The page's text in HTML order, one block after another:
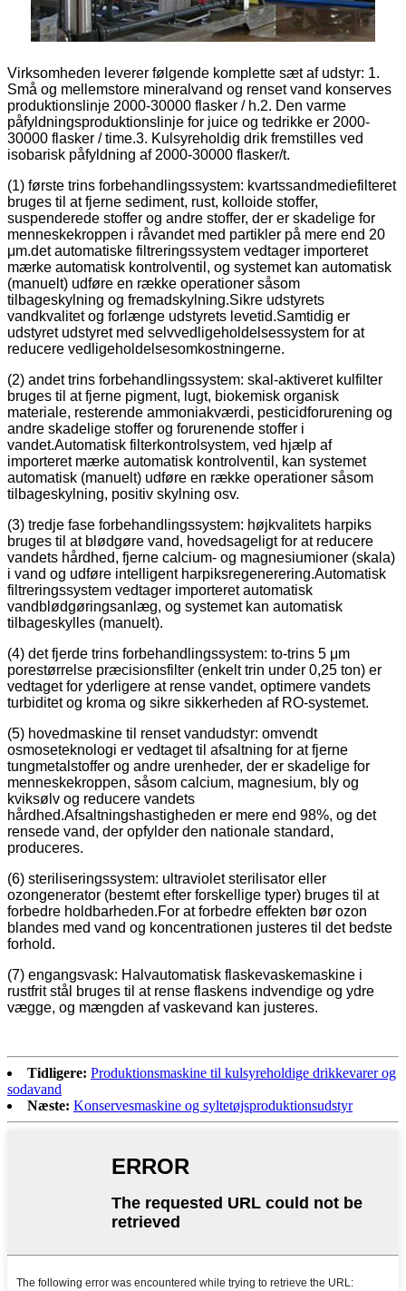
Virksomheden leverer følgende komplette sæt af udstyr: 1.
Små og mellemstore mineralvand og renset vand konserves
produktionslinje 2000-30000 flasker / h.2. Den varme
påfyldningsproduktionslinje for juice og tedrikke er 2000-
30000 flasker / time.3. Kulsyreholdig drik fremstilles ved
isobarisk påfyldning af 2000-30000 flasker/t.
(1) første trins forbehandlingssystem: kvartssandmediefilteret
bruges til at fjerne sediment, rust, kolloide stoffer,
suspenderede stoffer og andre stoffer, der er skadelige for
menneskekroppen i råvandet med partikler på mere end 20
μm.det automatiske filtreringssystem vedtager importeret
mærke automatisk kontrolventil, og systemet kan automatisk
(manuelt) udføre en række operationer såsom
tilbageskylning og fremadskylning.Sikre udstyrets
vandkvalitet og forlænge udstyrets levetid.Samtidig er
udstyret udstyret med selvvedligeholdelsessystem for at
reducere vedligeholdelsesomkostningerne.
(2) andet trins forbehandlingssystem: skal-aktiveret kulfilter
bruges til at fjerne pigment, lugt, biokemisk organisk
materiale, resterende ammoniakværdi, pesticidforurening og
andre skadelige stoffer og forurenende stoffer i
vandet.Automatisk filterkontrolsystem, ved hjælp af
importeret mærke automatisk kontrolventil, kan systemet
automatisk (manuelt) udføre en række operationer såsom
tilbageskylning, positiv skylning osv.
(3) tredje fase forbehandlingssystem: højkvalitets harpiks
bruges til at blødgøre vand, hovedsageligt for at reducere
vandets hårdhed, fjerne calcium- og magnesiumioner (skala)
i vand og udføre intelligent harpiksregenerering.Automatisk
filtreringssystem vedtager importeret automatisk
vandblødgøringsanlæg, og systemet kan automatisk
tilbageskylles (manuelt).
(4) det fjerde trins forbehandlingssystem: to-trins 5 μm
porestørrelse præcisionsfilter (enkelt trin under 0,25 ton) er
vedtaget for yderligere at rense vandet, optimere vandets
turbiditet og kroma og sikre sikkerheden af ​​RO-systemet.
(5) hovedmaskine til renset vandudstyr: omvendt
osmoseteknologi er vedtaget til afsaltning for at fjerne
tungmetalstoffer og andre urenheder, der er skadelige for
menneskekroppen, såsom calcium, magnesium, bly og
kviksølv og reducere vandets
hårdhed.Afsaltningshastigheden er mere end 98%, og det
rensede vand, der opfylder den nationale standard,
produceres.
(6) steriliseringssystem: ultraviolet sterilisator eller
ozongenerator (bestemt efter forskellige typer) bruges til at
forbedre holdbarheden.For at forbedre effekten bør ozon
blandes med vand og koncentrationen justeres til det bedste
forhold.
(7) engangsvask: Halvautomatisk flaskevaskemaskine i
rustfrit stål bruges til at rense flaskens indvendige og ydre
vægge, og mængden af ​​vaskevand kan justeres.
Tidligere: Produktionsmaskine til kulsyreholdige drikkevarer og
sodavand
Næste: Konservesmaskine og syltetøjsproduktionsudstyr